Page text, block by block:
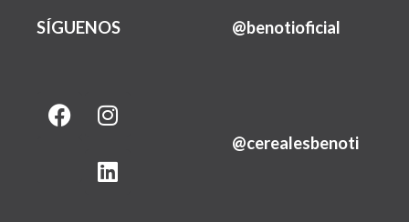
SÍGUENOS @benotioficial
F
a
I
n
t
L
i
k
@cerealesbenoti